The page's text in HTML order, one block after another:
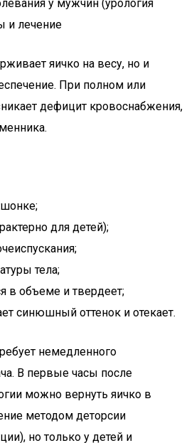
у мужчин (урология
и лечение
яичко на весу, но и
При полном или
дефицит кровоснабжения,
для детей);
тела;
в объеме и твердеет;
синюшный оттенок и отекает.
немедленного
В первые часы после
можно вернуть яичко в
методом деторсии
но только у детей и